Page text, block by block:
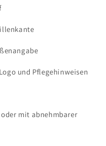
und Pflegehinweisen
mit abnehmbarer